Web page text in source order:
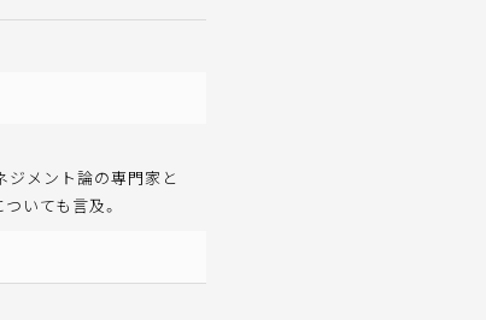
ジメント論の専門家と
いても言及。